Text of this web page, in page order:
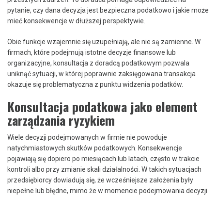
pytanie, czy dana decyzja jest bezpieczna podatkowo i jakie może
mieć konsekwencje w dłuższej perspektywie.
Obie funkcje wzajemnie się uzupełniają, ale nie są zamienne. W
firmach, które podejmują istotne decyzje finansowe lub
organizacyjne, konsultacja z doradcą podatkowym pozwala
uniknąć sytuacji, w której poprawnie zaksięgowana transakcja
okazuje się problematyczna z punktu widzenia podatków.
Konsultacja podatkowa jako element
zarządzania ryzykiem
Wiele decyzji podejmowanych w firmie nie powoduje
natychmiastowych skutków podatkowych. Konsekwencje
pojawiają się dopiero po miesiącach lub latach, często w trakcie
kontroli albo przy zmianie skali działalności. W takich sytuacjach
przedsiębiorcy dowiadują się, że wcześniejsze założenia były
niepełne lub błędne, mimo że w momencie podejmowania decyzji